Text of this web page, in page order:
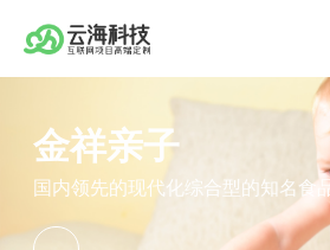
金祥亲子
国内领先的现代化综合型的知名食